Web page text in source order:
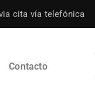
cita vía telefónica
Contacto